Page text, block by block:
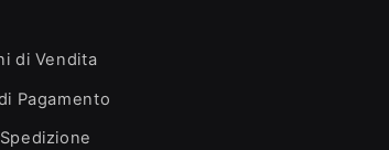
di Vendita
Pagamento